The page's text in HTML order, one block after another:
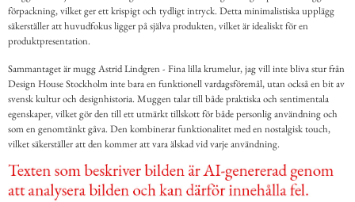
förpackning, vilket ger ett krispigt och tydligt intryck. Detta minimalistiska upplägg
säkerställer att huvudfokus ligger på själva produkten, vilket är idealiskt för en
produktpresentation.
Sammantaget är mugg Astrid Lindgren - Fina lilla krumelur, jag vill inte bliva stur från
Design House Stockholm inte bara en funktionell vardagsföremål, utan också en bit av
svensk kultur och designhistoria. Muggen talar till både praktiska och sentimentala
egenskaper, vilket gör den till ett utmärkt tillskott för både personlig användning och
som en genomtänkt gåva. Den kombinerar funktionalitet med en nostalgisk touch,
vilket säkerställer att den kommer att vara älskad vid varje användning.